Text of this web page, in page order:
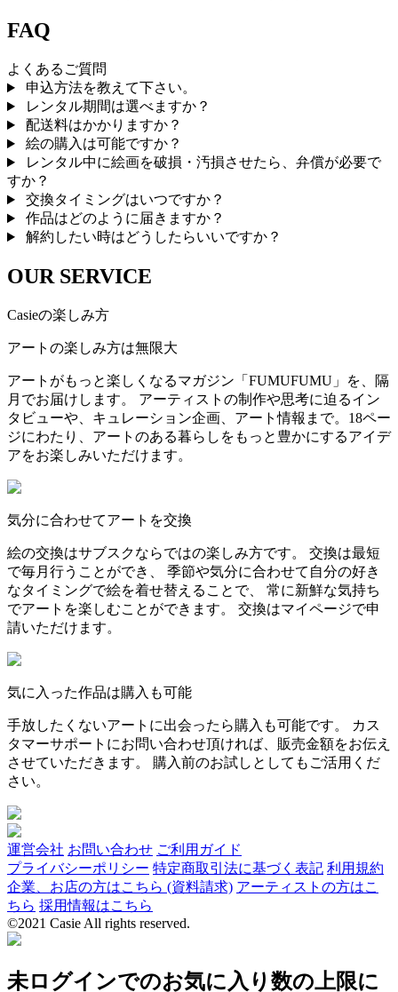
FAQ
よくあるご質問
申込方法を教えて下さい。
レンタル期間は選べますか？
配送料はかかりますか？
絵の購入は可能ですか？
レンタル中に絵画を破損・汚損させたら、弁償が必要で
すか？
交換タイミングはいつですか？
作品はどのように届きますか？
解約したい時はどうしたらいいですか？
OUR SERVICE
Casieの楽しみ方
アートの楽しみ方は無限大
アートがもっと楽しくなるマガジン「FUMUFUMU」を、隔
月でお届けします。 アーティストの制作や思考に迫るイン
タビューや、キュレーション企画、アート情報まで。18ペー
ジにわたり、アートのある暮らしをもっと豊かにするアイデ
アをお楽しみいただけます。
気分に合わせてアートを交換
絵の交換はサブスクならではの楽しみ方です。 交換は最短
で毎月行うことができ、 季節や気分に合わせて自分の好き
なタイミングで絵を着せ替えることで、 常に新鮮な気持ち
でアートを楽しむことができます。 交換はマイページで申
請いただけます。
気に入った作品は購入も可能
手放したくないアートに出会ったら購入も可能です。 カス
タマーサポートにお問い合わせ頂ければ、販売金額をお伝え
させていただきます。 購入前のお試しとしてもご活用くだ
さい。
運営会社 お問い合わせ ご利用ガイド
プライバシーポリシー 特定商取引法に基づく表記 利用規約
企業、お店の方はこちら (資料請求) アーティストの方はこ
ちら 採用情報はこちら
©2021 Casie All rights reserved.
未ログインでのお気に入り数の上限に